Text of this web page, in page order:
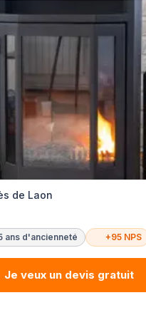
de Laon
ans d'ancienneté +95 NPS
Je veux un devis gratuit